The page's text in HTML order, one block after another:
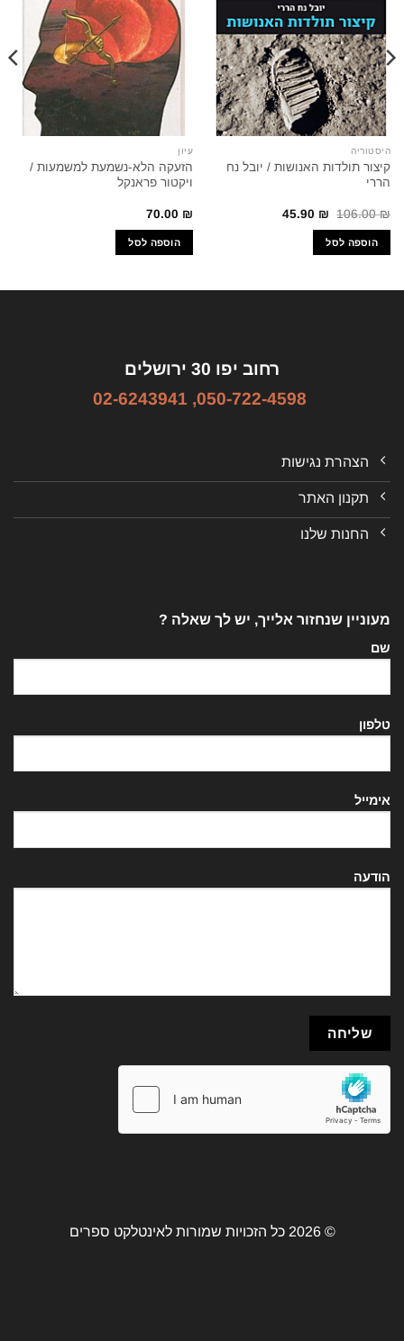
היסטוריה
קיצור תולדות האנושות / יובל נח
הררי
106.00₪
המחיר
היה:
106.00 ₪.
45.90 ₪
המחיר
הוספה לסל
עיון
הזעקה הלא-נשמעת למשמעות /
ויקטור פראנקל
70.00 ₪
הוספה לסל
רחוב יפו 30 ירושלים
050-722-4598
,
02-6243941
הצהרת נגישות
תקנון האתר
החנות שלנו
מעוניין שנחזור אלייך, יש לך שאלה ?
שם
טלפון
אימייל
הודעה
© 2026 כל הזכויות שמורות לאינטלקט ספרים